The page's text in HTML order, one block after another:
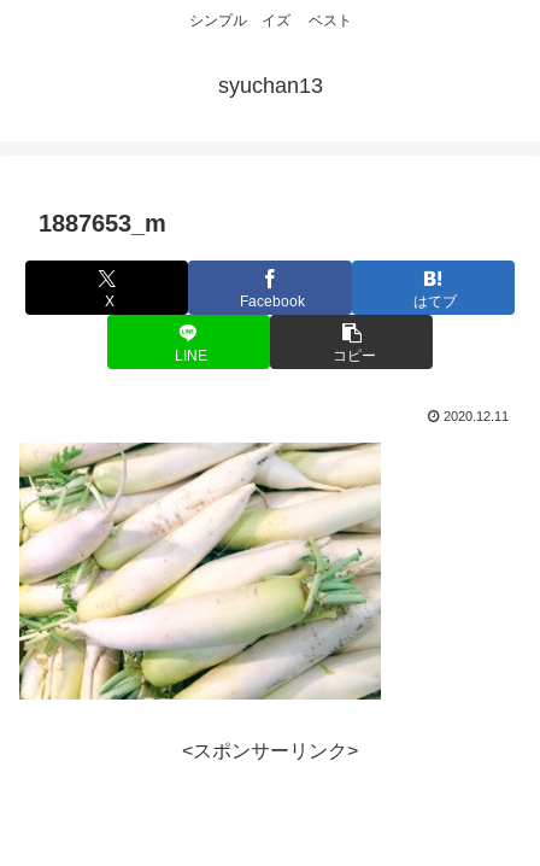
シンプル イズ ベスト
syuchan13
1887653_m
X Facebook はてブ
LINE コピー
2020.12.11
<スポンサーリンク>